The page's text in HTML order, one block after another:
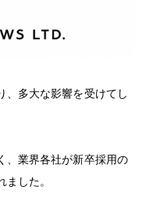
、多大な影響を受けてし
、業界各社が新卒採用の
した。